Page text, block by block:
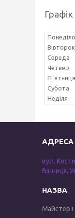
Вівторок
Середа
Четвер
Пʼятниця
Субота
Неділя
вул.
Вінниця,
Майстер+